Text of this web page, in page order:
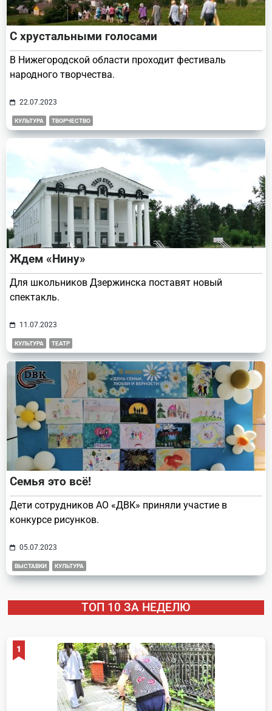
С хрустальными голосами
В Нижегородской области проходит фестиваль
народного творчества.
22.07.2023
КУЛЬТУРА ТВОРЧЕСТВО
Ждем «Нину»
Для школьников Дзержинска поставят новый
спектакль.
11.07.2023
КУЛЬТУРА ТЕАТР
Семья это всё!
Дети сотрудников АО «ДВК» приняли участие в
конкурсе рисунков.
05.07.2023
ВЫСТАВКИ КУЛЬТУРА
ТОП 10 ЗА НЕДЕЛЮ